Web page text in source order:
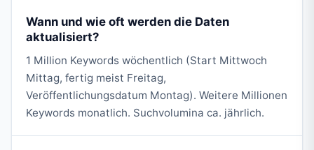
Wann und wie oft werden die Daten
aktualisiert?
1 Million Keywords wöchentlich (Start Mittwoch
Mittag, fertig meist Freitag,
Veröffentlichungsdatum Montag). Weitere Millionen
Keywords monatlich. Suchvolumina ca. jährlich.